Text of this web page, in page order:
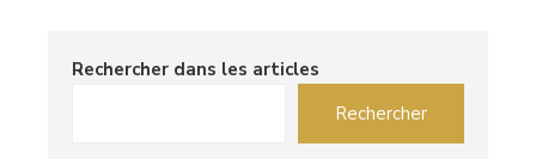
Rechercher dans les articles
Rechercher